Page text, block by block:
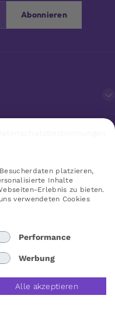
Abonnieren
platzieren,
Inhalte
Erlebnis zu bieten.
verwendeten Cookies
Performance
Werbung
Alle akzeptieren